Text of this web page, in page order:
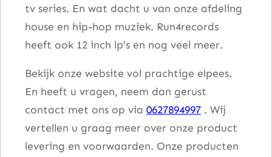
tv series. En wat dacht u van onze afdeling
house en hip-hop muziek. Run4records
heeft ook 12 inch lp’s en nog veel meer.
Bekijk onze website vol prachtige elpees.
En heeft u vragen, neem dan gerust
contact met ons op via 0627894997 . Wij
vertellen u graag meer over onze product
levering en voorwaarden. Onze producten